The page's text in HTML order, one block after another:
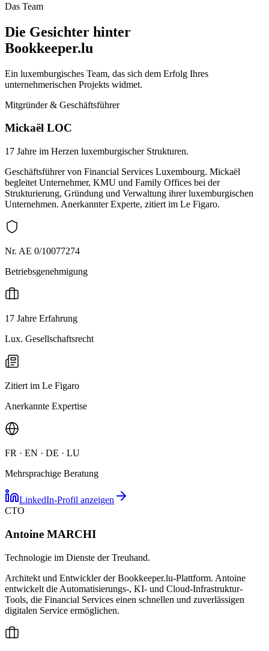
Das Team
Die Gesichter hinter
Bookkeeper.lu
Ein luxemburgisches Team, das sich dem Erfolg Ihres
unternehmerischen Projekts widmet.
Mitgründer & Geschäftsführer
Mickaël LOC
17 Jahre im Herzen luxemburgischer Strukturen.
Geschäftsführer von Financial Services Luxembourg. Mickaël
begleitet Unternehmer, KMU und Family Offices bei der
Strukturierung, Gründung und Verwaltung ihrer luxemburgischen
Unternehmen. Anerkannter Experte, zitiert im Le Figaro.
Nr. AE 0/10077274
Betriebsgenehmigung
17 Jahre Erfahrung
Lux. Gesellschaftsrecht
Zitiert im Le Figaro
Anerkannte Expertise
FR · EN · DE · LU
Mehrsprachige Beratung
LinkedIn-Profil anzeigen
CTO
Antoine MARCHI
Technologie im Dienste der Treuhand.
Architekt und Entwickler der Bookkeeper.lu-Plattform. Antoine
entwickelt die Automatisierungs-, KI- und Cloud-Infrastruktur-
Tools, die Financial Services einen schnellen und zuverlässigen
digitalen Service ermöglichen.